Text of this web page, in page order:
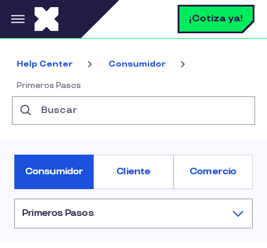
Pasar al contenido principal ¡Cotiza ya!
Help Center Consumidor
Primeros Pasos
Consumidor Cliente Comercio
Primeros Pasos